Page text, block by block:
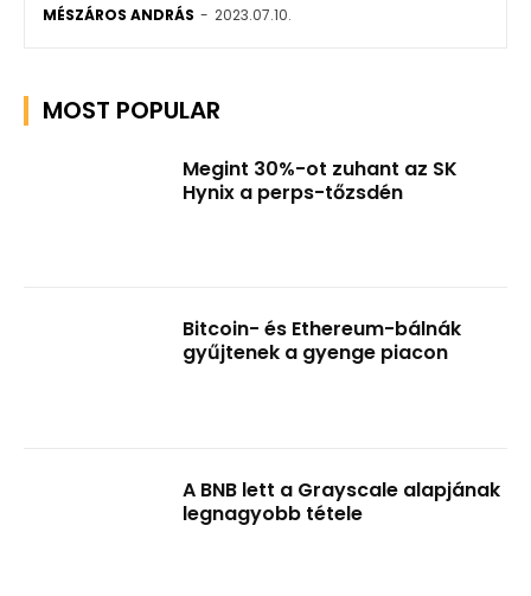
MÉSZÁROS ANDRÁS - 2023.07.10.
MOST POPULAR
Megint 30%-ot zuhant az SK
Hynix a perps-tőzsdén
Bitcoin- és Ethereum-bálnák
gyűjtenek a gyenge piacon
A BNB lett a Grayscale alapjának
legnagyobb tétele